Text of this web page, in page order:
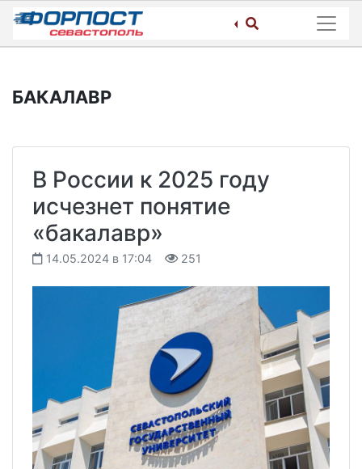
Skip
content
БАКАЛАВР
В России к 2025 году
исчезнет понятие
«бакалавр»
14.05.2024 в 17:04 251